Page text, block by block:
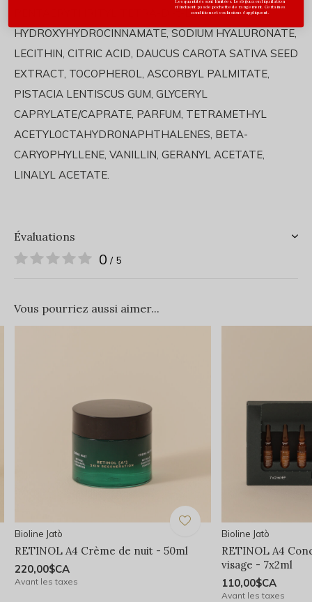
PENTAERYTHRITYL TETRA-DI-t-BUTYL
HYDROXYHYDROCINNAMATE, SODIUM HYALURONATE,
LECITHIN, CITRIC ACID, DAUCUS CAROTA SATIVA SEED
EXTRACT, TOCOPHEROL, ASCORBYL PALMITATE,
PISTACIA LENTISCUS GUM, GLYCERYL
CAPRYLATE/CAPRATE, PARFUM, TETRAMETHYL
ACETYLOCTAHYDRONAPHTHALENES, BETA-
CARYOPHYLLENE, VANILLIN, GERANYL ACETATE,
LINALYL ACETATE.
Évaluations
0 / 5
Vous pourriez aussi aimer...
Bioline Jatò
RETINOL A4 Crème de nuit - 50ml
220,00$CA
Avant les taxes
Bioline Jatò
RETINOL A4
visage - 7x2ml
110,00$CA
Avant les taxes
n'incluent pas de pochette de rangement. Certaines
conditions et exclusions s'appliquent.